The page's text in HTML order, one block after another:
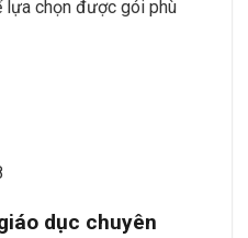
lựa chọn được gói phù
dục chuyên